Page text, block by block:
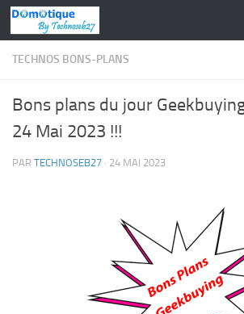
Skip to content
TECHNOS BONS-PLANS
Bons plans du jour
24 Mai 2023 !!!
PAR TECHNOSEB27 · 24 MAI 2023